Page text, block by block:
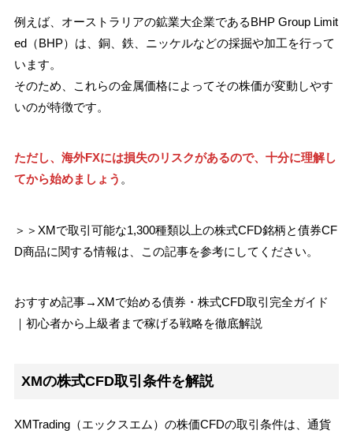
例えば、オーストラリアの鉱業大企業であるBHP Group Limit
ed（BHP）は、銅、鉄、ニッケルなどの採掘や加工を行って
います。
そのため、これらの金属価格によってその株価が変動しやす
いのが特徴です。
ただし、海外FXには損失のリスクがあるので、十分に理解し
てから始めましょう 。
＞＞XMで取引可能な1,300種類以上の株式CFD銘柄と債券CF
D商品に関する情報は、この記事を参考にしてください。
おすすめ記事→XMで始める債券・株式CFD取引完全ガイド
｜初心者から上級者まで稼げる戦略を徹底解説
XMの株式CFD取引条件を解説
XMTrading（エックスエム）の株価CFDの取引条件は、通貨